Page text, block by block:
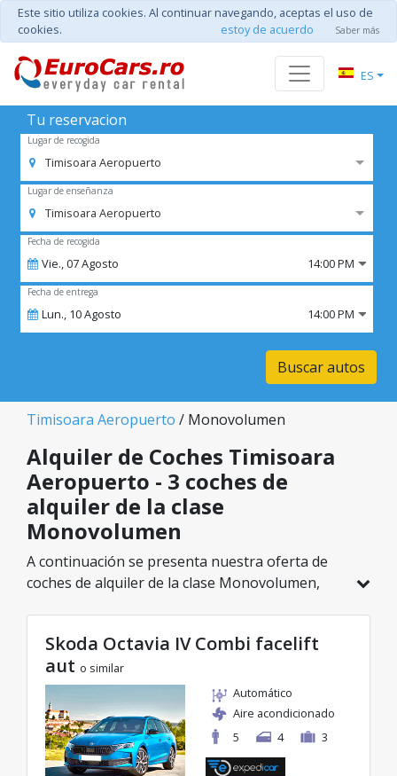
Este sitio utiliza cookies. Al continuar navegando, aceptas el uso de
cookies.
estoy de acuerdo Saber más
ES
Tu reservacion
Lugar de recogida
Timisoara Aeropuerto
Lugar de enseñanza
Timisoara Aeropuerto
Fecha de recogida
Vie.,07Agosto 14:00 PM
Fecha de entrega
Lun., 10Agosto 14:00 PM
Buscar autos
Timisoara Aeropuerto / Monovolumen
Alquiler de Coches Timisoara
Aeropuerto - 3 coches de
alquiler de la clase
Monovolumen
A continuación se presenta nuestra oferta de
coches de alquiler de la clase Monovolumen,
el modelo ideal de la categoría seleccionada, con
tarifas excelentes desde solo 40€/día.
Skoda Octavia IV Combi facelift
aut o similar
Automático
Aire acondicionado
5
4 3